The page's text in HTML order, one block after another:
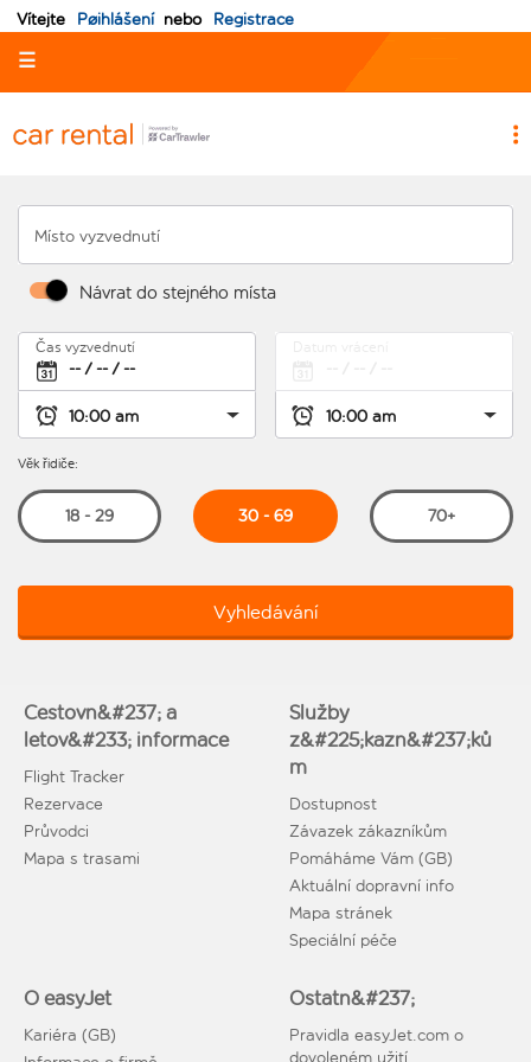
Vítejte Pøihlášení nebo Registrace
☰
Místo vyzvednutí
Návrat do stejného místa
Čas vyzvednutí
Věk řidiče:
18 - 29 30 - 69 70+
Vyhledávání
Cestovn&#237; a
letov&#233; informace
Flight Tracker
Rezervace
Průvodci
Mapa s trasami
Služby
z&#225;kazn&#237;ků
m
Dostupnost
Závazek zákazníkům
Pomáháme Vám (GB)
Aktuální dopravní info
Mapa stránek
Speciální péče
O easyJet
Kariéra (GB)
Ostatn&#237;
Pravidla easyJet.com o
dovoleném užití